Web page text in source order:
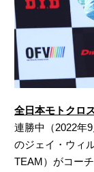
全日本モトクロ
連勝中（2022年
のジェイ・ウィ
TEAM）がコー